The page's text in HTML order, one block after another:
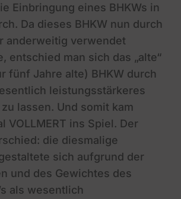
Einbringung eines BHKWs in
Da dieses BHKW nun durch
anderweitig verwendet
entschied man sich das „alte“
fünf Jahre alte) BHKW durch
leistungsstärkeres
lassen. Und somit kam
VOLLMERT ins Spiel. Der
die diesmalige
sich aufgrund der
und des Gewichtes des
als wesentlich